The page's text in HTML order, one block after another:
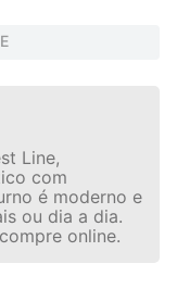
Line,
com
é moderno e
ou dia a dia.
online.